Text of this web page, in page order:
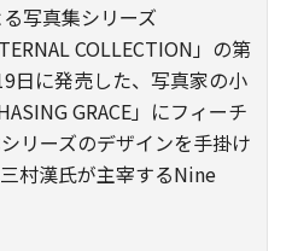
写真集シリーズ
COLLECTION」の第
日に発売した、写真家の小
GRACE」にフィーチ
リーズのデザインを手掛け
村漢氏が主宰するNine